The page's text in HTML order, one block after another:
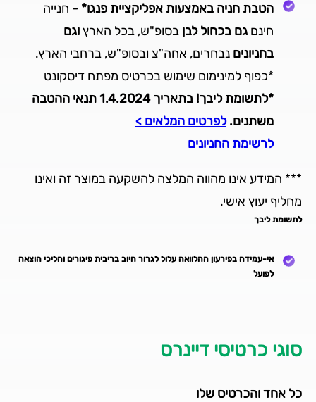
הטבת חניה באמצעות אפליקציית פנגו* - חנייה
חינם גם בכחול לבן בסופ"ש, בכל הארץוגם
בחניונים נבחרים, אחה"צ ובסופ"ש, ברחבי הארץ.
*כפוף למינימום שימוש בכרטיס מפתח דיסקונט
*לתשומת ליבך! בתאריך 1.4.2024 תנאי ההטבה
משתנים.לפרטים המלאים >
לרשימת החניונים
*** המידע אינו מהווה המלצה להשקעה במוצר זה ואינו
מחליף יעוץ אישי.
לתשומת ליבך
אי-עמידה בפירעון ההלוואה עלול לגרור חיוב בריבית פיגורים והליכי הוצאה
לפועל
סוגי כרטיסי דיינרס
כל אחד והכרטיס שלו